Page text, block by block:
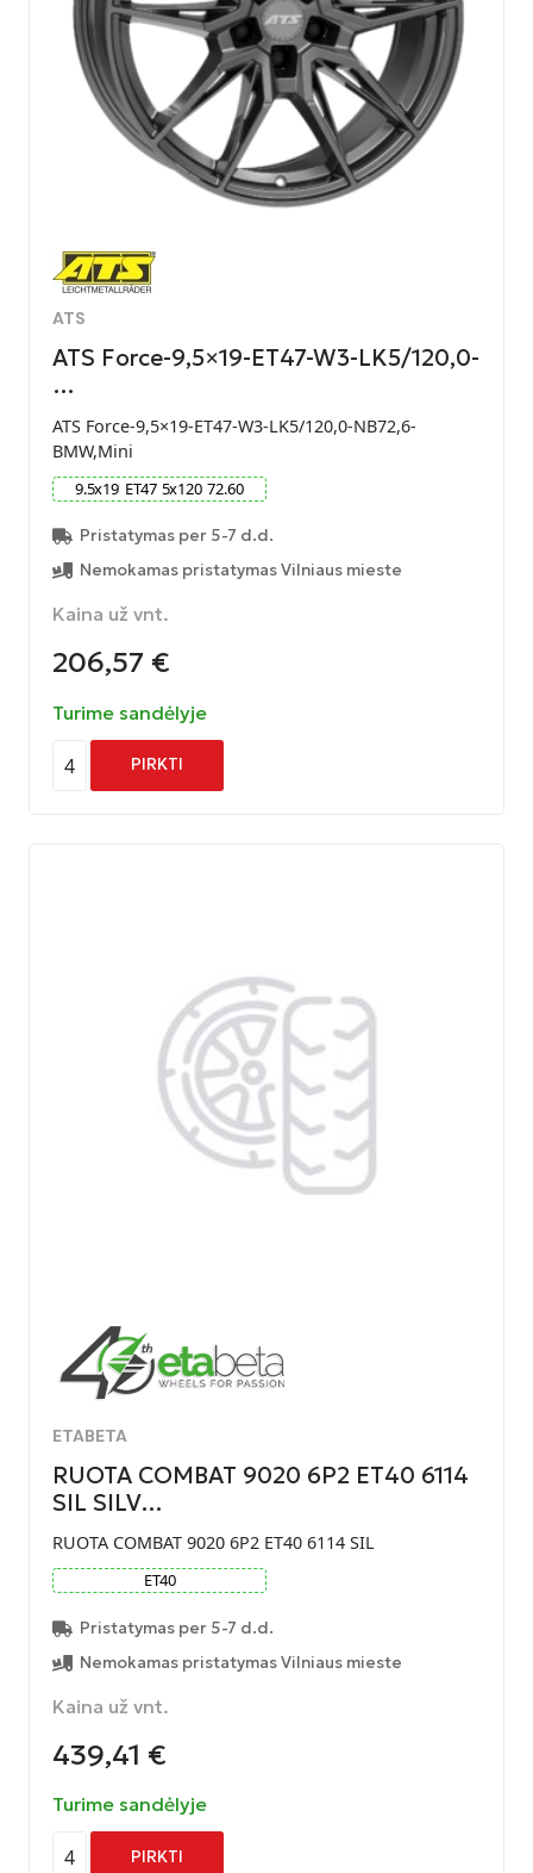
ATS
ATS Force-9,5×19-ET47-W3-LK5/120,0-
…
ATS Force-9,5×19-ET47-W3-LK5/120,0-NB72,6-
BMW,Mini
9.5x19 ET47 5x120 72.60
Pristatymas per 5-7 d.d.
Nemokamas pristatymas Vilniaus mieste
Kaina už vnt.
206,57 €
Turime sandėlyje
4 PIRKTI
ETABETA
RUOTA COMBAT 9020 6P2 ET40 6114
SIL SILV…
RUOTA COMBAT 9020 6P2 ET40 6114 SIL
ET40
Pristatymas per 5-7 d.d.
Nemokamas pristatymas Vilniaus mieste
Kaina už vnt.
439,41 €
Turime sandėlyje
4 PIRKTI